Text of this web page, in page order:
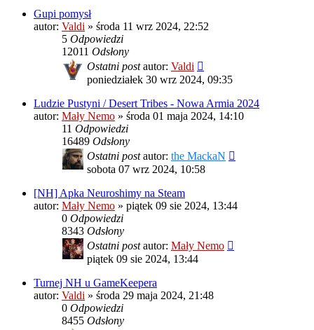
Gupi pomysł
autor: Valdi » środa 11 wrz 2024, 22:52
5 Odpowiedzi
12011 Odsłony
Ostatni postautor: Valdi
poniedziałek 30 wrz 2024, 09:35
Ludzie Pustyni / Desert Tribes - Nowa Armia 2024
autor: Mały Nemo » środa 01 maja 2024, 14:10
11 Odpowiedzi
16489 Odsłony
Ostatni postautor: the MackaN
sobota 07 wrz 2024, 10:58
[NH] Apka Neuroshimy na Steam
autor: Mały Nemo » piątek 09 sie 2024, 13:44
0 Odpowiedzi
8343 Odsłony
Ostatni postautor: Mały Nemo
piątek 09 sie 2024, 13:44
Turnej NH u GameKeepera
autor: Valdi » środa 29 maja 2024, 21:48
0 Odpowiedzi
8455 Odsłony